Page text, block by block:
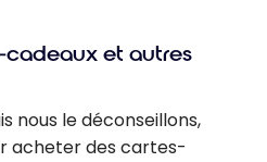
cadeaux et autres
nous le déconseillons,
acheter des cartes-